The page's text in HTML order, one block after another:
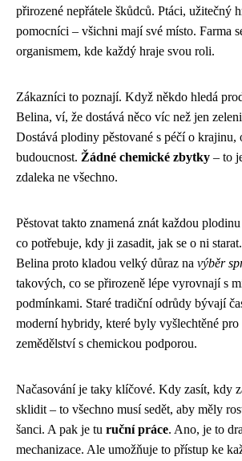
přirozené nepřátele škůdců. Ptáci, užitečný
pomocníci – všichni mají své místo. Farma
organismem, kde každý hraje svou roli.
Zákazníci to poznají. Když někdo hledá
Belina, ví, že dostává něco víc než jen
Dostává plodiny pěstované s péčí o krajinu,
budoucnost. Žádné chemické zbytky – to
zdaleka ne všechno.
Pěstovat takto znamená znát každou
co potřebuje, kdy ji zasadit, jak se o ni
Belina proto kladou velký důraz na výběr
takových, co se přirozeně lépe vyrovnají s
podmínkami. Staré tradiční odrůdy bývají
moderní hybridy, které byly vyšlechtěné
zemědělství s chemickou podporou.
Načasování je taky klíčové. Kdy zasít, kdy
sklidit – to všechno musí sedět, aby měly
šanci. A pak je tu ruční práce. Ano, je to
mechanizace. Ale umožňuje to přístup ke